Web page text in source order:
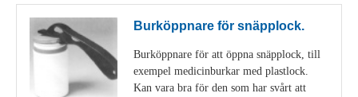
Burköppnare för snäpplock.
Burköppnare för att öppna snäpplock, till
exempel medicinburkar med plastlock.
Kan vara bra för den som har svårt att